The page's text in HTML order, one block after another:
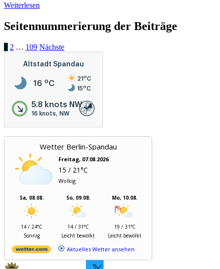
Weiterlesen
Seitennummerierung der Beiträge
1 2 … 109 Nächste
Altstadt Spandau
16 oC
21 oC
15oC
5.8 knots NW
16 knots, NW
Wetter Berlin-Spandau
Freitag, 07.08.2026
15 / 21°C
Wolkig
Sa, 08.08.
14 / 24°C
Sonnig
So, 09.08.
14 / 31°C
Leicht bewölkt
Mo, 10.08.
19 / 31°C
Leicht bewölkt
Aktuelles Wetter ansehen